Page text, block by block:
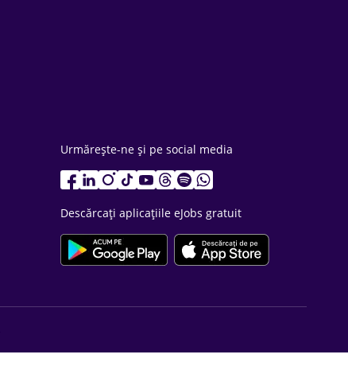
Urmărește-ne și pe social media
Descărcați aplicațiile eJobs gratuit